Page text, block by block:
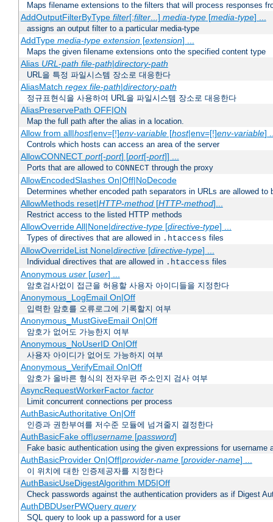
Maps filename extensions to the filters that will process responses
AddOutputFilterByType filter[;filter...] media-type[media-type] ...
assigns an output filter to a particular media-type
AddType media-type extension[extension] ...
Maps the given filename extensions onto the specified content type
Alias URL-path file-path|directory-path
URL을 특정 파일시스템 장소로 대응한다
AliasMatch regex file-path|directory-path
정규표현식을 사용하여 URL을 파일시스템 장소로 대응한다
AliasPreservePath OFF|ON
Map the full path after the alias in a location.
Allow from all|host|env=[!]env-variable[host|env=[!]env-variable]
Controls which hosts can access an area of the server
AllowCONNECT port[-port] [port[-port]] ...
Ports that are allowed to CONNECT through the proxy
AllowEncodedSlashes On|Off|NoDecode
Determines whether encoded path separators in URLs are allowed to
AllowMethods reset|HTTP-method[HTTP-method]...
Restrict access to the listed HTTP methods
AllowOverride All|None|directive-type[directive-type] ...
Types of directives that are allowed in .htaccess files
AllowOverrideList None|directive[directive-type] ...
Individual directives that are allowed in .htaccess files
Anonymous user[user] ...
암호검사없이 접근을 허용할 사용자 아이디들을 지정한다
Anonymous_LogEmail On|Off
입력한 암호를 오류로그에 기록할지 여부
Anonymous_MustGiveEmail On|Off
암호가 없어도 가능한지 여부
Anonymous_NoUserID On|Off
사용자 아이디가 없어도 가능하지 여부
Anonymous_VerifyEmail On|Off
암호가 올바른 형식의 전자우편 주소인지 검사 여부
AsyncRequestWorkerFactor factor
Limit concurrent connections per process
AuthBasicAuthoritative On|Off
인증과 권한부여를 저수준 모듈에 넘겨줄지 결정한다
AuthBasicFake off|username[password]
Fake basic authentication using the given expressions for username
AuthBasicProvider On|Off|provider-name[provider-name] ...
이 위치에 대한 인증제공자를 지정한다
AuthBasicUseDigestAlgorithm MD5|Off
Check passwords against the authentication providers as if Digest
AuthDBDUserPWQuery query
SQL query to look up a password for a user